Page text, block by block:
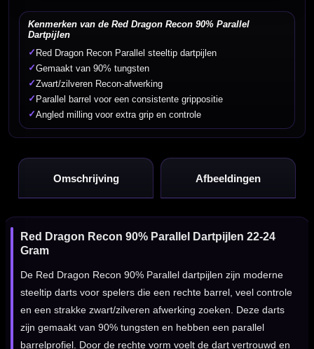
Kenmerken van de Red Dragon Recon 90% Parallel
Dartpijlen
✓ Red Dragon Recon Parallel steeltip dartpijlen
✓Gemaakt van 90% tungsten
✓Zwart/zilveren Recon-afwerking
✓ Parallel barrel voor een consistente grippositie
✓Angled milling voor extra grip en controle
Omschrijving Afbeeldingen
Red Dragon Recon 90% Parallel Dartpijlen 22-24
Gram
De Red Dragon Recon 90% Parallel dartpijlen zijn moderne
steeltip darts voor spelers die een rechte barrel, veel controle
en een strakke zwart/zilveren afwerking zoeken. Deze darts
zijn gemaakt van 90% tungsten en hebben een parallel
barrelprofiel. Door de rechte vorm voelt de dart vertrouwd en